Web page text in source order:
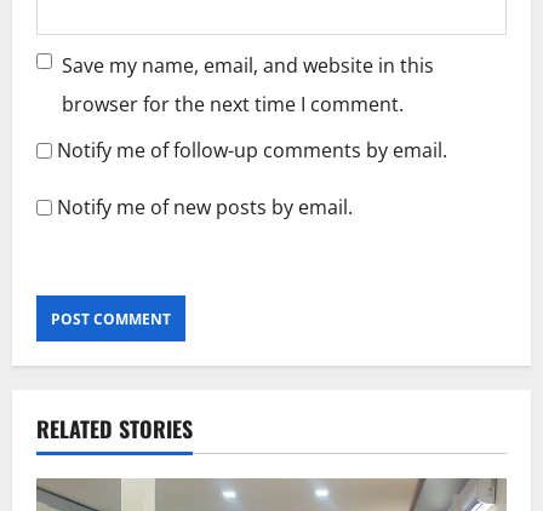
Save my name, email, and website in this
browser for the next time I comment.
Notify me of follow-up comments by email.
Notify me of new posts by email.
RELATED STORIES